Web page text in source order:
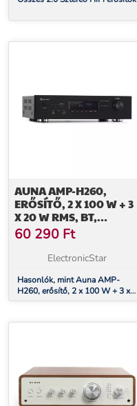
AUNA AMP-H260,
ERŐSÍTŐ, 2 X 100 W + 3
X 20 W RMS, BT,
OPT./KOAX. DIGITÁLIS
BEMENET, FEKETE
60 290 Ft
ElectronicStar
Hasonlók, mint Auna AMP-
H260, erősítő, 2 x 100 W + 3 x
20 W RMS, BT, opt./koax.